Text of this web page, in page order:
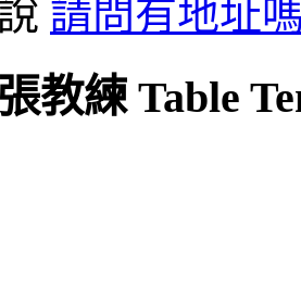
請問有地址
教練 Table